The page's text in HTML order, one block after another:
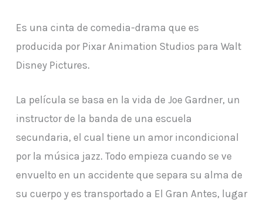
Es una cinta de comedia-drama que es
producida por Pixar Animation Studios para Walt
Disney Pictures.
La película se basa en la vida de Joe Gardner, un
instructor de la banda de una escuela
secundaria, el cual tiene un amor incondicional
por la música jazz. Todo empieza cuando se ve
envuelto en un accidente que separa su alma de
su cuerpo y es transportado a El Gran Antes, lugar